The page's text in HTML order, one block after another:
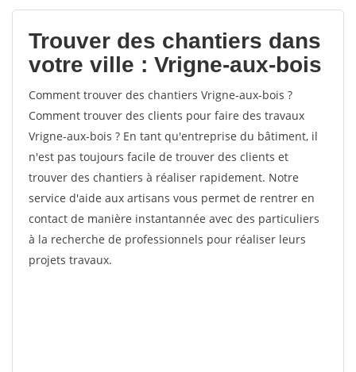
votes
Trouver des chantiers dans
votre ville : Vrigne-aux-bois
Comment trouver des chantiers Vrigne-aux-bois ?
Comment trouver des clients pour faire des travaux
Vrigne-aux-bois ? En tant qu'entreprise du bâtiment, il
n'est pas toujours facile de trouver des clients et
trouver des chantiers à réaliser rapidement. Notre
service d'aide aux artisans vous permet de rentrer en
contact de manière instantannée avec des particuliers
à la recherche de professionnels pour réaliser leurs
projets travaux.